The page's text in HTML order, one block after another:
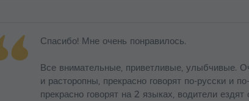
Спасибо! Мне очень понравилось.
Все внимательные, приветливые, улыбчивые.
и расторопны, прекрасно говорят по-русски и
прекрасно говорят на 2 языках, водители ездят